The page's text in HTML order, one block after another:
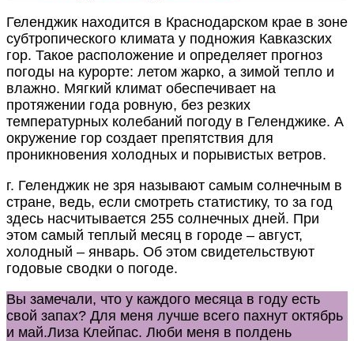
Геленджик находится в Краснодарском крае в зоне
субтропического климата у подножия Кавказских
гор. Такое расположение и определяет прогноз
погоды на курорте: летом жарко, а зимой тепло и
влажно. Мягкий климат обеспечивает на
протяжении года ровную, без резких
температурных колебаний погоду в Геленджике. А
окружение гор создает препятствия для
проникновения холодных и порывистых ветров.
г. Геленджик не зря называют самым солнечным в
стране, ведь, если смотреть статистику, то за год
здесь насчитывается 255 солнечных дней. При
этом самый теплый месяц в городе – август,
холодный – январь. Об этом свидетельствуют
годовые сводки о погоде.
Вы замечали, что у каждого месяца в году есть
свой запах? Для меня лучше всего пахнут октябрь
и май.Лиза Клейпас. Люби меня в полдень